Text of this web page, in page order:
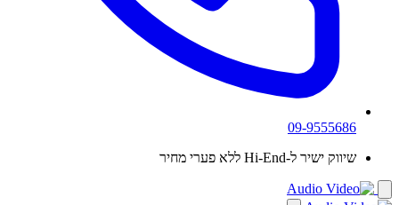
09-9555686
שיווק ישיר ל-Hi-End ללא פערי מחיר